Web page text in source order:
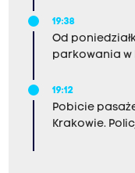
19:38
Od
parkowania w
19:12
Pobicie
Krakowie.